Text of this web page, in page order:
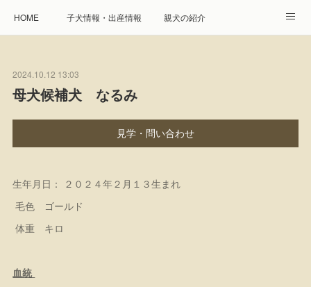
HOME 子犬情報・出産情報 親犬の紹介
遺伝疾患への取り組み
プレジール親睦会 特定商取引に基づく表記
2024.10.12 13:03
母犬候補犬 なるみ
見学・問い合わせ
生年月日： ２０２４年２月１３生まれ
毛色 ゴールド
体重 キロ
血統